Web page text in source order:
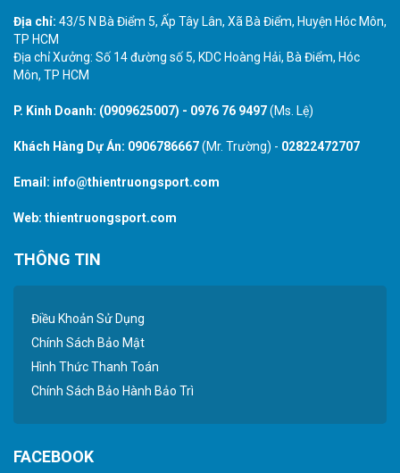
Địa chỉ: 43/5 N Bà Điểm 5, Ấp Tây Lân, Xã Bà Điểm, Huyện Hóc Môn,
TP HCM
Địa chỉ Xưởng: Số 14 đường số 5, KDC Hoàng Hải, Bà Điểm, Hóc
Môn, TP HCM
P. Kinh Doanh: (0909625007) - 0976 76 9497(Ms. Lệ)
Khách Hàng Dự Án: 0906786667(Mr. Trường) - 02822472707
Email: info@thientruongsport.com
Web: thientruongsport.com
THÔNG TIN
Điều Khoản Sử Dụng
Chính Sách Bảo Mật
Hình Thức Thanh Toán
Chính Sách Bảo Hành Bảo Trì
FACEBOOK